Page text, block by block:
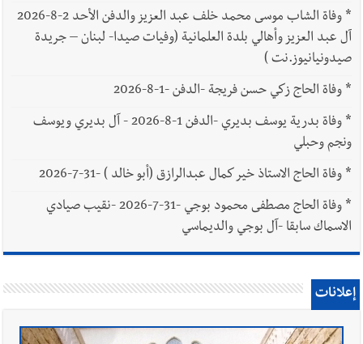
*
وفاة الشاب موسى محمد خلف عبد العزيز والدفن الأحد 2-8-2026
آل عبد العزيز وأهالي بلدة العلمانية (وفيات صيدا- لبنان – جريدة
صيدونيانيوز.نت )
*وفاة الحاج زكي حسن فريجة -الدفن -1-8-2026
*
وفاة بدرية يوسف بديري -الدفن 1-8-2026 - آل بديري ويوسف
ونجم وحبلي
*وفاة الحاج الاستاذ خير كمال عبدالرازق (أبو خالد ) -31-7-2026
*
وفاة الحاج مصطفى محمود بوجي -31-7-2026 -نقيب صيادي
الاسماك سابقا -آل بوجي والديماسي
إعلانات